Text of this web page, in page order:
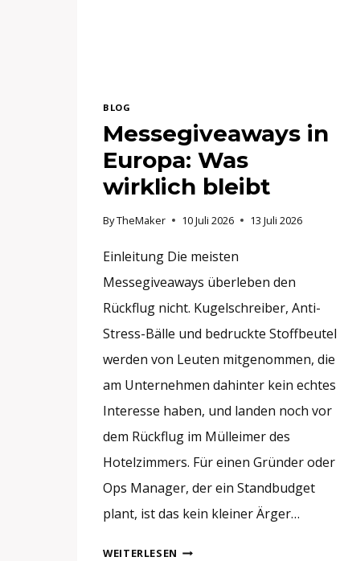
BLOG
Messegiveaways in
Europa: Was
wirklich bleibt
ByTheMaker 10 Juli 2026 13 Juli 2026
Einleitung Die meisten
Messegiveaways überleben den
Rückflug nicht. Kugelschreiber, Anti-
Stress-Bälle und bedruckte Stoffbeutel
werden von Leuten mitgenommen, die
am Unternehmen dahinter kein echtes
Interesse haben, und landen noch vor
dem Rückflug im Mülleimer des
Hotelzimmers. Für einen Gründer oder
Ops Manager, der ein Standbudget
plant, ist das kein kleiner Ärger…
WEITERLESEN MESSEGIVEAWAYS